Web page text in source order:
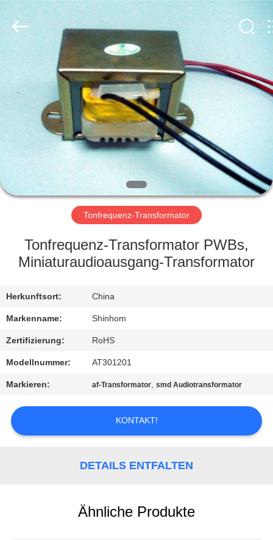
HEIM
PRODUKTE
VIDEOS
ÜBER
UNS
WERKSBESICHTIGUNG
QUALITÄTSKONTROLLE
KONTAKTIEREN
SIE
UNS
NEUIGKEITEN
RECHTSSACHEN
ANGEBOT
Shinhom
Enterprise
Co.,Ltd.
Reserved.
Tonfrequenz-Transformator
Tonfrequenz-Transformator PWBs,
Miniaturaudioausgang-Transformator
Herkunftsort: China
Markenname: Shinhom
Zertifizierung: RoHS
Modellnummer: AT301201
Markieren: af-Transformator,smd Audiotransformator
KONTAKT!
DETAILS ENTFALTEN
Ähnliche Produkte